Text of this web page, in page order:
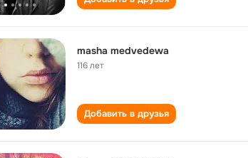
masha medvedewa
116 лет
Добавить в друзья